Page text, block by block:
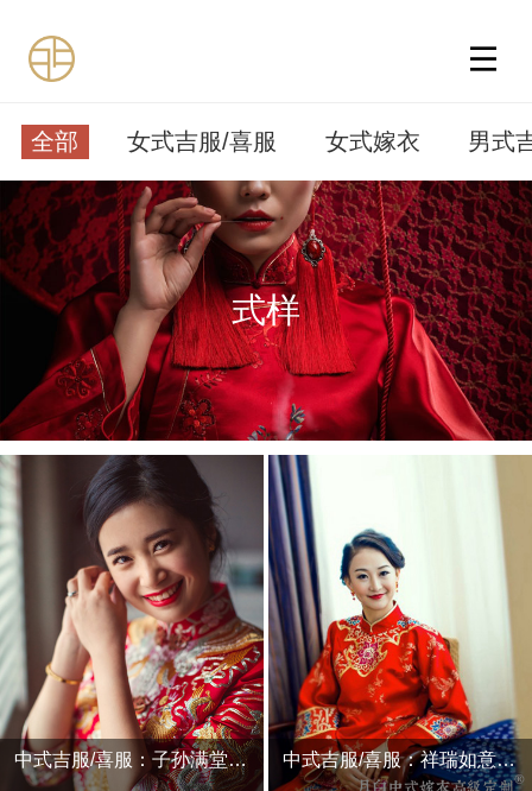
全部 女式吉服/喜服 女式嫁衣 男式
式样
中式吉服/喜服：子孙满堂·娴蕴 中式吉服/喜服：祥瑞如意·凤笙